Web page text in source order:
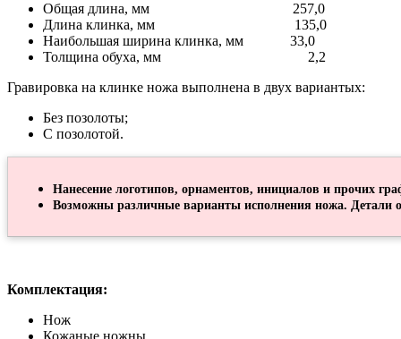
Общая длина, мм 257,0
Длина клинка, мм 135,0
Наибольшая ширина клинка, мм 33,0
Толщина обуха, мм 2,2
Гравировка на клинке ножа выполнена в двух вариантых:
Без позолоты;
С позолотой.
Нанесение логотипов, орнаментов, инициалов и прочих
Возможны различные варианты исполнения ножа. Детали
Комплектация:
Нож